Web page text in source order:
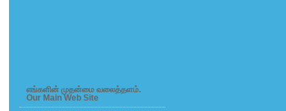
எங்களின் முதன்மை வலைத்தளம்.
Our Main Web Site